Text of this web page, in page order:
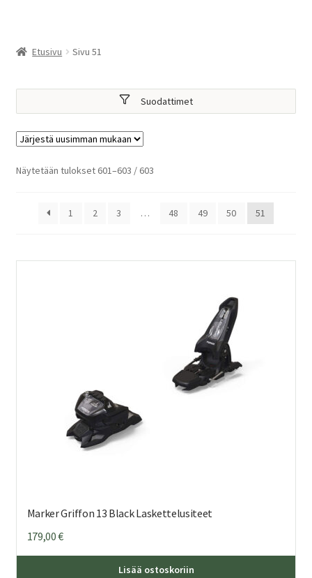
Etusivu Sivu 51
Suodattimet
Näytetään tulokset 601–603 / 603Sorted
1
2 3 … 48 49 50 51
Marker Griffon 13 Black Laskettelusiteet
179,00€
Lisää ostoskoriin